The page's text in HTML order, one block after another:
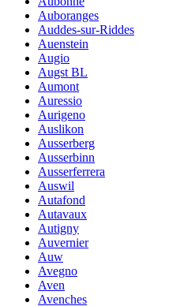
Auboranges
Auddes-sur-Riddes
Auenstein
Augio
Augst BL
Aumont
Auressio
Aurigeno
Auslikon
Ausserberg
Ausserbinn
Ausserferrera
Auswil
Autafond
Autavaux
Autigny
Auvernier
Auw
Avegno
Aven
Avenches